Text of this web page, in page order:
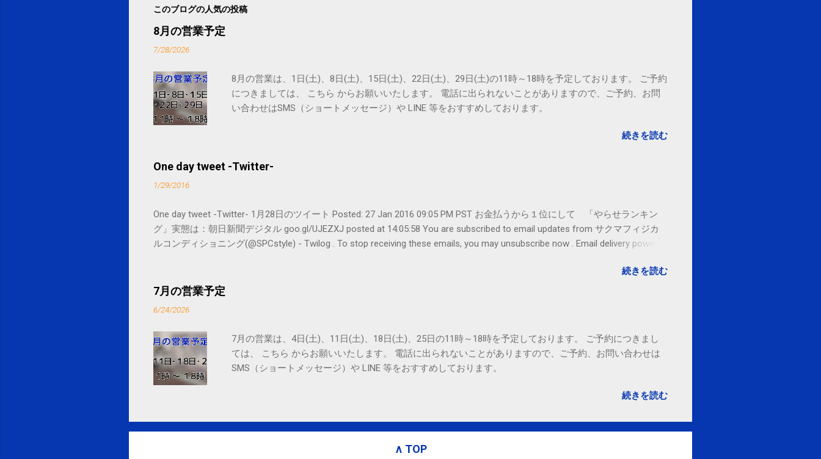
このブログの人気の投稿
8月の営業予定
7/28/2026
8月の営業は、1日(土)、8日(土)、15日(土)、22日(土)、29日(土)の11時～18時を予定しております。 ご予約
につきましては、 こちら からお願いいたします。 電話に出られないことがありますので、ご予約、お問
い合わせはSMS（ショートメッセージ）や LINE 等をおすすめしております。
続きを読む
One day tweet -Twitter-
1/29/2016
One day tweet -Twitter- 1月28日のツイート Posted: 27 Jan 2016 09:05 PM PST お金払うから１位にして 「やらせランキン
グ」実態は：朝日新聞デジタル goo.gl/UJEZXJ posted at 14:05:58 You are subscribed to email updates from サクマフィジカ
ルコンディショニング(@SPCstyle) - Twilog . To stop receiving these emails, you may unsubscribe now . Email delivery powered
続きを読む
7月の営業予定
6/24/2026
7月の営業は、4日(土)、11日(土)、18日(土)、25日の11時～18時を予定しております。 ご予約につきまし
ては、 こちら からお願いいたします。 電話に出られないことがありますので、ご予約、お問い合わせは
SMS（ショートメッセージ）や LINE 等をおすすめしております。
続きを読む
∧ TOP